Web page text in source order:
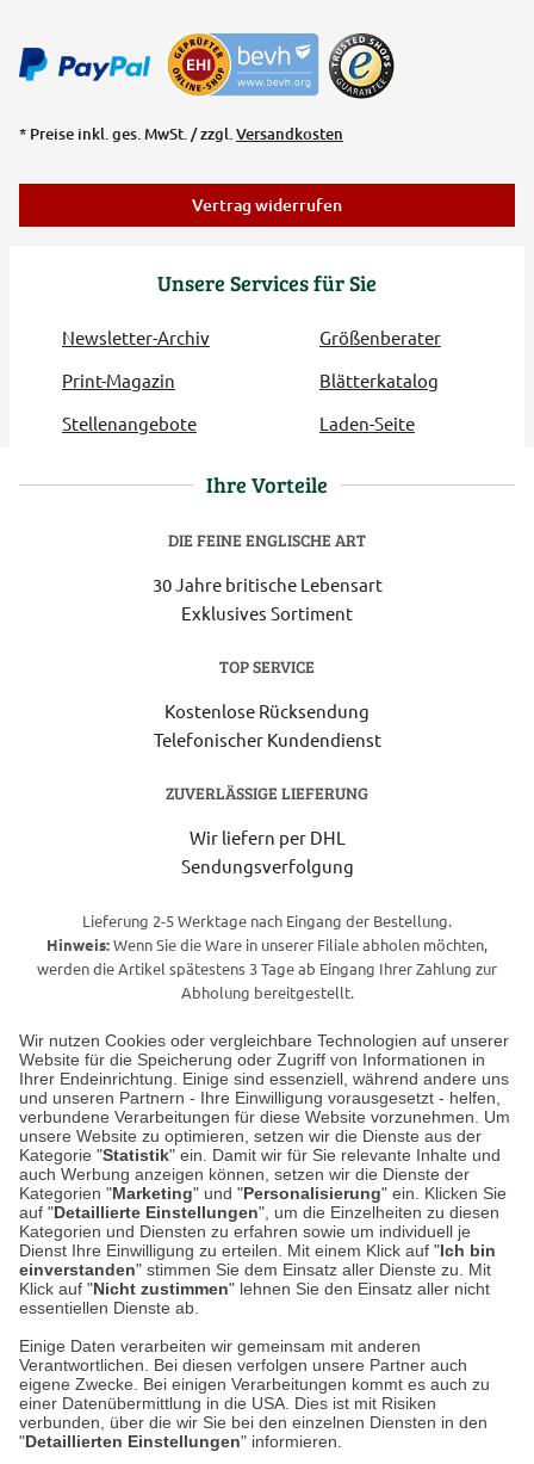
Wir nutzen Cookies oder vergleichbare Technologien auf unserer
Website für die Speicherung oder Zugriff von Informationen in
Ihrer Endeinrichtung. Einige sind essenziell, während andere uns
und unseren Partnern - Ihre Einwilligung vorausgesetzt - helfen,
verbundene Verarbeitungen für diese Website vorzunehmen. Um
unsere Website zu optimieren, setzen wir die Dienste aus der
Kategorie "Statistik" ein. Damit wir für Sie relevante Inhalte und
auch Werbung anzeigen können, setzen wir die Dienste der
Kategorien "Marketing" und "Personalisierung" ein. Klicken Sie
auf "Detaillierte Einstellungen", um die Einzelheiten zu diesen
Kategorien und Diensten zu erfahren sowie um individuell je
Dienst Ihre Einwilligung zu erteilen. Mit einem Klick auf "Ich bin
einverstanden" stimmen Sie dem Einsatz aller Dienste zu. Mit
Klick auf "Nicht zustimmen" lehnen Sie den Einsatz aller nicht
essentiellen Dienste ab.
Einige Daten verarbeiten wir gemeinsam mit anderen
Verantwortlichen. Bei diesen verfolgen unsere Partner auch
eigene Zwecke. Bei einigen Verarbeitungen kommt es auch zu
einer Datenübermittlung in die USA. Dies ist mit Risiken
verbunden, über die wir Sie bei den einzelnen Diensten in den
"Detaillierten Einstellungen" informieren.
Unsere Services für Sie
Newsletter-Archiv
Größenberater
Print-Magazin
Blätterkatalog
Stellenangebote
Laden-Seite
* Preise inkl. ges. MwSt. / zzgl.Versandkosten
Vertrag widerrufen
Ihre Vorteile
DIE FEINE ENGLISCHE ART
30 Jahre britische Lebensart
Exklusives Sortiment
TOP SERVICE
Kostenlose Rücksendung
Telefonischer Kundendienst
ZUVERLÄSSIGE LIEFERUNG
Wir liefern per DHL
Sendungsverfolgung
Lieferung 2-5 Werktage nach Eingang der Bestellung.
Hinweis:Wenn Sie die Ware in unserer Filiale abholen möchten,
werden die Artikel spätestens 3 Tage ab Eingang Ihrer Zahlung zur
Abholung bereitgestellt.
Unser Geschäft in Meckenheim
Auf dem Steinbüchel 6
53340 Meckenheim
Montag bis Samstag 9:00 Uhr bis 18:00 Uhr
weitere Information
Hier finden Sie uns im Netz
Cookie-Einstellungen in Ihrem Browser